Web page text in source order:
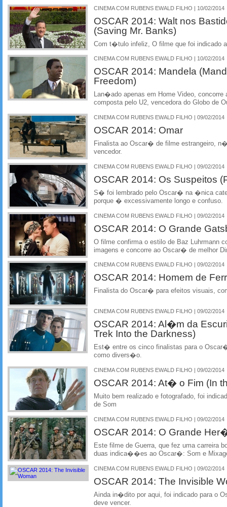
CINEMA COM RUBENS EWALD FILHO | 10/02/2014
OSCAR 2014: Walt nos
(Saving Mr. Banks)
Com t�tulo infeliz, O filme que foi indicado
CINEMA COM RUBENS EWALD FILHO | 10/02/2014
OSCAR 2014: Mandela
Freedom)
Lan�ado apenas em Home Video,
composta pelo U2, vencedora do Globo de
CINEMA COM RUBENS EWALD FILHO | 09/02/2014
OSCAR 2014: Omar
Finalista ao Oscar� de filme estrangeiro,
vencedor.
CINEMA COM RUBENS EWALD FILHO | 09/02/2014
OSCAR 2014: Os Suspeitos
S� foi lembrado pelo Oscar� na �nica
porque � excessivamente longo e confuso.
CINEMA COM RUBENS EWALD FILHO | 09/02/2014
OSCAR 2014: O Grande
O filme confirma o estilo de Baz Luhrmann
imagens e concorre ao Oscar� de melhor
CINEMA COM RUBENS EWALD FILHO | 09/02/2014
OSCAR 2014: Homem de
Finalista do Oscar� para efeitos visuais,
CINEMA COM RUBENS EWALD FILHO | 09/02/2014
OSCAR 2014: Al�m da
Trek Into the Darkness)
Est� entre os cinco finalistas para o
como divers�o.
CINEMA COM RUBENS EWALD FILHO | 09/02/2014
OSCAR 2014: At� o Fim (In
Muito bem realizado e fotografado, foi
de Som
CINEMA COM RUBENS EWALD FILHO | 09/02/2014
OSCAR 2014: O Grande
Este filme de Guerra, que fez uma carreira
duas indica��es ao Oscar�: Som e
CINEMA COM RUBENS EWALD FILHO | 09/02/2014
OSCAR 2014: The Invisible
Ainda in�dito por aqui, foi indicado para o
deve vencer.